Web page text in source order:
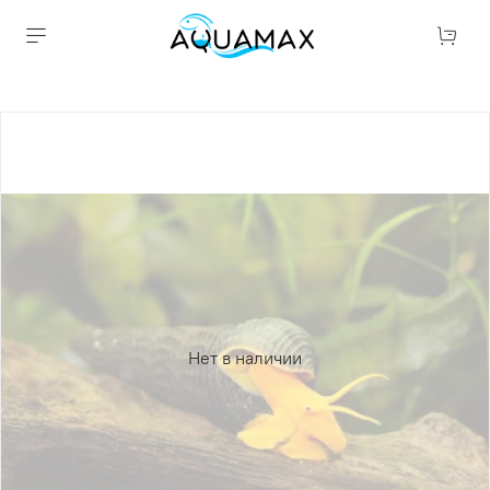
Нет в наличии